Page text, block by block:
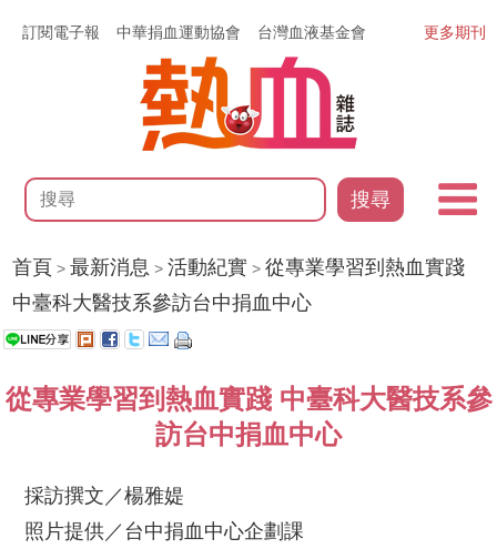
訂閱電子報 中華捐血運動協會 台灣血液基金會
搜尋
更多期刊
首頁 >最新消息 >活動紀實 >從專業學習到熱血實踐
中臺科大醫技系參訪台中捐血中心
從專業學習到熱血實踐 中臺科大醫技系參
訪台中捐血中心
採訪撰文／楊雅媞
照片提供／台中捐血中心企劃課